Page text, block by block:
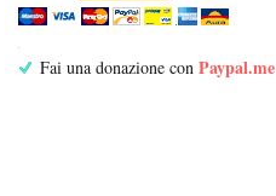
Fai una donazione con Paypal.me